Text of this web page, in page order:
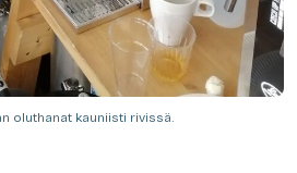
oluthanat kauniisti rivissä.